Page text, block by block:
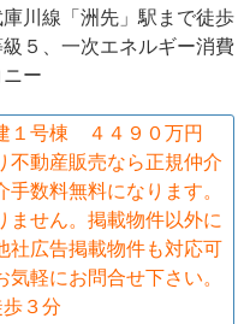
川線「洲先」駅まで徒歩
５、一次エネルギー消費
ー
１号棟 ４４９０万円
不動産販売なら正規仲介
数料無料になります。
せん。掲載物件以外に
社広告掲載物件も対応可
軽にお問合せ下さい。
歩３分